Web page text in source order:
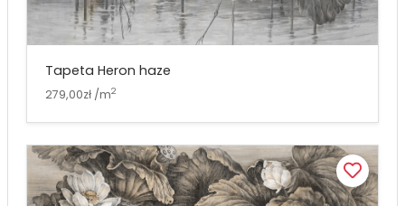
Tapeta Heron haze
279,00zł /m2